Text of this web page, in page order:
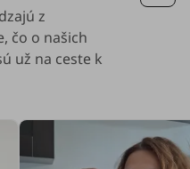
z
čo o našich
už na ceste k